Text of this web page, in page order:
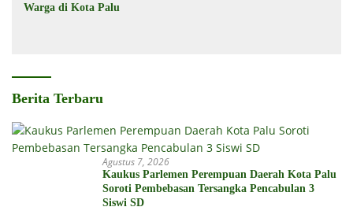
Warga di Kota Palu
Berita Terbaru
Agustus 7, 2026
Kaukus Parlemen Perempuan Daerah Kota Palu
Soroti Pembebasan Tersangka Pencabulan 3
Siswi SD